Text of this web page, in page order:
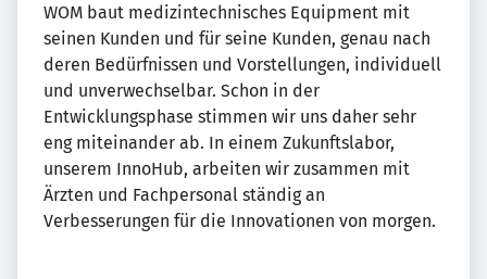
WOM baut medizintechnisches Equipment mit
seinen Kunden und für seine Kunden, genau nach
deren Bedürfnissen und Vorstellungen, individuell
und unverwechselbar. Schon in der
Entwicklungsphase stimmen wir uns daher sehr
eng miteinander ab. In einem Zukunftslabor,
unserem InnoHub, arbeiten wir zusammen mit
Ärzten und Fachpersonal ständig an
Verbesserungen für die Innovationen von morgen.